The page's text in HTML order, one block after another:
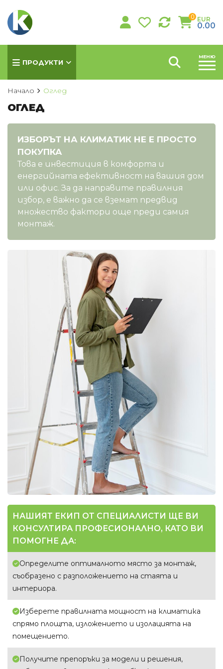
0 EUR
0.00
ПРОДУКТИ
Инверторни климатици
Подови климатици
Колонни климатици
Мултисплит системи
Канални климатици
Касетъчни климатици
КОНВЕКТОРИ
Стенни конвектори
Лъчисти конвектори
Стъклени конвектори
БОЙЛЕРИ
Вертикални бойлери
Хоризонтални бойлери
Мултипозиционни бойлери
ТЕРМОПОМПИ
Термопомпи въздух - вода
ГРИЖА ЗА ВЪЗДУХА
Въздухопречистватели
Влагоуловители
МЕНЮ
Начало Оглед
ОГЛЕД
ИЗБОРЪТ НА КЛИМАТИК НЕ Е ПРОСТО
ПОКУПКА
Това е инвестиция в комфорта и
енергийната ефективност на вашия дом
или офис. За да направите правилния
избор, e важно да се вземат предвид
множество фактори още преди самия
монтаж.
НАШИЯТ ЕКИП ОТ СПЕЦИАЛИСТИ ЩЕ ВИ
КОНСУЛТИРА ПРОФЕСИОНАЛНО, КАТО ВИ
ПОМОГНЕ ДА:
Определите оптималното място за монтаж,
съобразено с разположението на стаята и
интериора.
Изберете правилната мощност на климатика
спрямо площта, изложението и изолацията на
помещението.
Получите препоръки за модели и решения,